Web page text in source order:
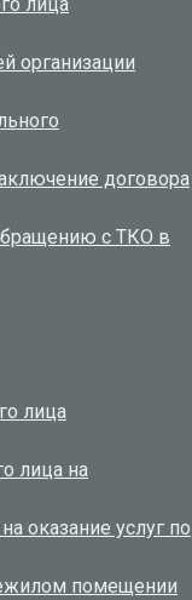
лица
организации
договора
с ТКО в
лица
лица на
оказание услуг по
помещении